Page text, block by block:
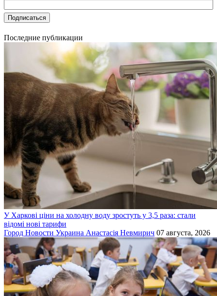
Последние публикации
У Харкові ціни на холодну воду зростуть у 3,5 раза: стали
відомі нові тарифи
Город Новости Украина Анастасія Невмирич 07 августа, 2026